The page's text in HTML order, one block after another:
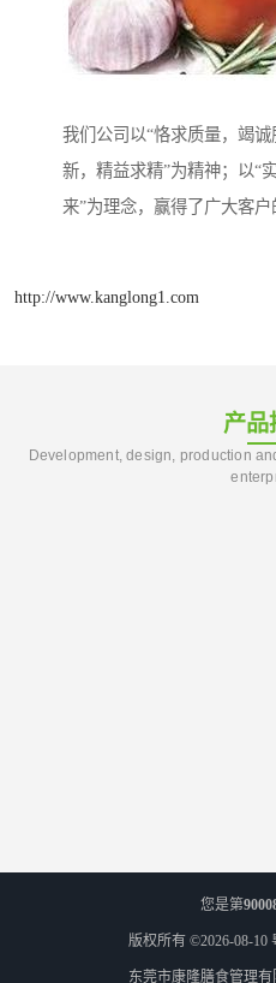
我们公司以“恪求质量，竭诚
新，精益求精”为精神；以“
来”为理念，赢得了广大客户
http://www.kanglong1.com
产品
Development, design, production
您是第
版权所有 ©2026-08-10
东莞市康隆膳食管理有